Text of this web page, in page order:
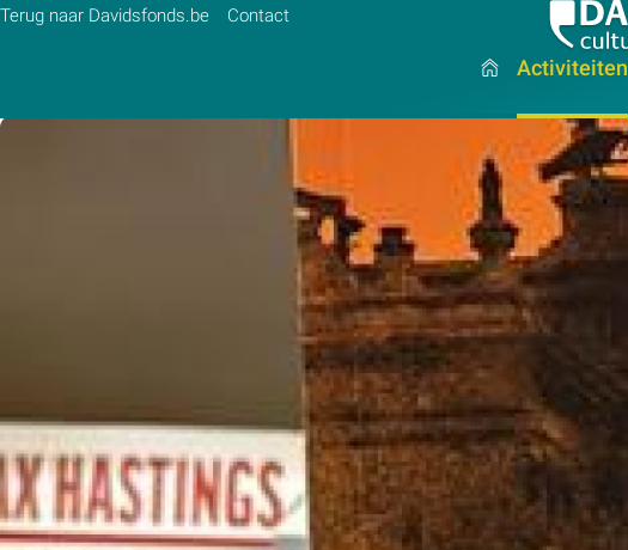
Terug naar Davidsfonds.be Contact
Activiteiten